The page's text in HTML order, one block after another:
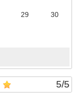
29 30
5/5